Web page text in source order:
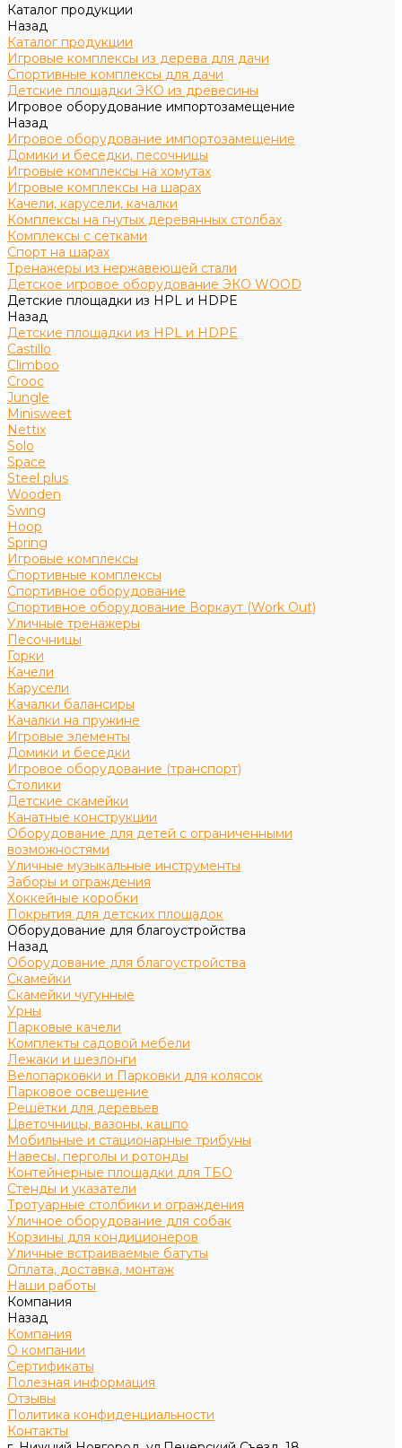
Каталог продукции
Назад
Каталог продукции
Игровые комплексы из дерева для дачи
Спортивные комплексы для дачи
Детские площадки ЭКО из древесины
Игровое оборудование импортозамещение
Назад
Игровое оборудование импортозамещение
Домики и беседки, песочницы
Игровые комплексы на хомутах
Игровые комплексы на шарах
Качели, карусели, качалки
Комплексы на гнутых деревянных столбах
Комплексы с сетками
Спорт на шарах
Тренажеры из нержавеющей стали
Детское игровое оборудование ЭКО WOOD
Детские площадки из HPL и HDPE
Назад
Детские площадки из HPL и HDPE
Castillo
Climboo
Crooc
Jungle
Minisweet
Nettix
Solo
Space
Steel plus
Wooden
Swing
Hoop
Spring
Игровые комплексы
Спортивные комплексы
Спортивное оборудование
Спортивное оборудование Воркаут (Work Out)
Уличные тренажеры
Песочницы
Горки
Качели
Карусели
Качалки балансиры
Качалки на пружине
Игровые элементы
Домики и беседки
Игровое оборудование (транспорт)
Столики
Детские скамейки
Канатные конструкции
Оборудование для детей с ограниченными
возможностями
Уличные музыкальные инструменты
Заборы и ограждения
Хоккейные коробки
Покрытия для детских площадок
Оборудование для благоустройства
Назад
Оборудование для благоустройства
Скамейки
Скамейки чугунные
Урны
Парковые качели
Комплекты садовой мебели
Лежаки и шезлонги
Велопарковки и Парковки для колясок
Парковое освещение
Решётки для деревьев
Цветочницы, вазоны, кашпо
Мобильные и стационарные трибуны
Навесы, перголы и ротонды
Контейнерные площадки для ТБО
Стенды и указатели
Тротуарные столбики и ограждения
Уличное оборудование для собак
Корзины для кондиционеров
Уличные встраиваемые батуты
Оплата, доставка, монтаж
Наши работы
Компания
Назад
Компания
О компании
Сертификаты
Полезная информация
Отзывы
Политика конфиденциальности
Контакты